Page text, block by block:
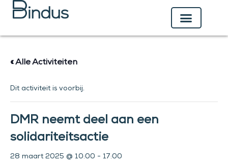
naar
« Alle Activiteiten
Dit activiteit is voorbij.
DMR neemt deel aan een
solidariteitsactie
28 maart 2025 @ 10:00 - 17:00